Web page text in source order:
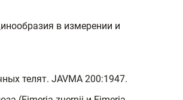
в измерении и
телят. JAVMA 200:1947.